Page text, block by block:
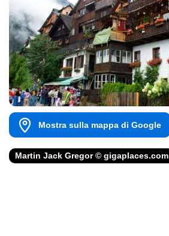
Mostra sulla mappa di Google
Martin Jack Gregor © gigaplaces.com